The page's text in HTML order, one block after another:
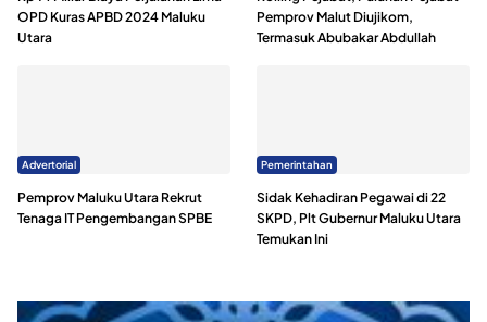
OPD Kuras APBD 2024 Maluku
Utara
Pemprov Malut Diujikom,
Termasuk Abubakar Abdullah
Advertorial
Pemprov Maluku Utara Rekrut
Tenaga IT Pengembangan SPBE
Pemerintahan
Sidak Kehadiran Pegawai di 22
SKPD, Plt Gubernur Maluku Utara
Temukan Ini